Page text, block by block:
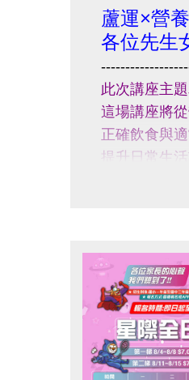
蘆運×營
各位先生
此次講座主
這場講座將
正確飲食與
提升日常生
參加對象：
報名請掃
報名連結 :
https://